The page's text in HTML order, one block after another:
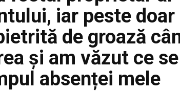
iar peste doar
de groază
și am văzut ce
absenței mele